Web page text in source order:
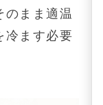
のまま適温
冷ます必要